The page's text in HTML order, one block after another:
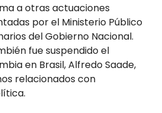
a otras actuaciones
por el Ministerio Público
del Gobierno Nacional.
fue suspendido el
en Brasil, Alfredo Saade,
relacionados con